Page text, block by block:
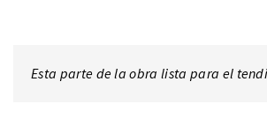
Esta parte de la obra lista para el